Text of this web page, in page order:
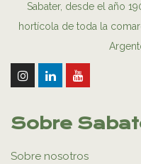
Sabater, desde el año
hortícola de toda la
Sobre
Sobre nosotros